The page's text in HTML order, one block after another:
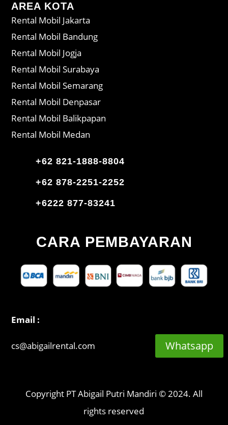
AREA KOTA
Rental Mobil Jakarta
Rental Mobil Bandung
Rental Mobil Jogja
Rental Mobil Surabaya
Rental Mobil Semarang
Rental Mobil Denpasar
Rental Mobil Balikpapan
Rental Mobil Medan
+62 821-1888-8804
+62 878-2251-2252
+6222 877-83241
CARA PEMBAYARAN
Email :
cs@abigailrental.com
Copyright PT Abigail Putri Mandiri © 2024. All
rights reserved
Whatsapp